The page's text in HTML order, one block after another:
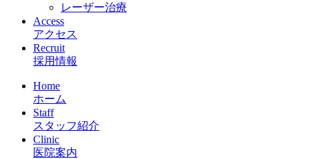
レーザー治療
Access
アクセス
Recruit
採用情報
Home
ホーム
Staff
スタッフ紹介
Clinic
医院案内